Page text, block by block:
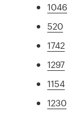
1046
520
1742
1297
1154
1230